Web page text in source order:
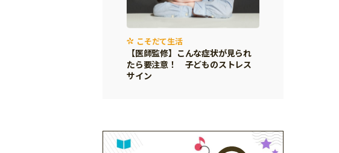
こそだて生活
【医師監修】こんな症状が見られ
たら要注意！ 子どものストレス
サイン